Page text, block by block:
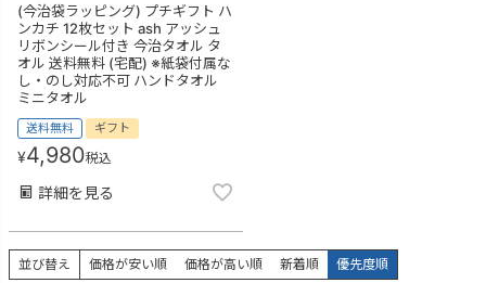
(今治袋ラッピング) プチギフト ハ
ンカチ 12枚セット ash アッシュ
リボンシール付き 今治タオル タ
オル 送料無料 (宅配) ※紙袋付属な
し・のし対応不可 ハンドタオル
ミニタオル
送料無料 ギフト
¥4,980税込
詳細を見る
並び替え 価格が安い順 価格が高い順 新着順 優先度順